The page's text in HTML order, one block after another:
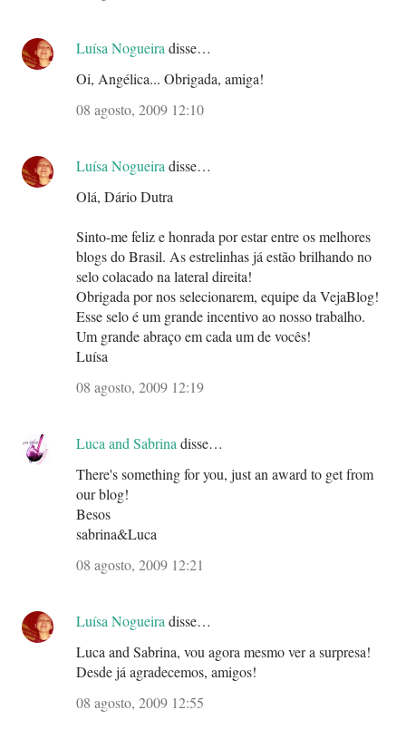
Luísa Nogueira disse…
Oi, Angélica... Obrigada, amiga!
08 agosto, 2009 12:10
Luísa Nogueira disse…
Olá, Dário Dutra
Sinto-me feliz e honrada por estar entre os melhores
blogs do Brasil. As estrelinhas já estão brilhando no
selo colacado na lateral direita!
Obrigada por nos selecionarem, equipe da VejaBlog!
Esse selo é um grande incentivo ao nosso trabalho.
Um grande abraço em cada um de vocês!
Luísa
08 agosto, 2009 12:19
Luca and Sabrina disse…
There's something for you, just an award to get from
our blog!
Besos
sabrina&Luca
08 agosto, 2009 12:21
Luísa Nogueira disse…
Luca and Sabrina, vou agora mesmo ver a surpresa!
Desde já agradecemos, amigos!
08 agosto, 2009 12:55